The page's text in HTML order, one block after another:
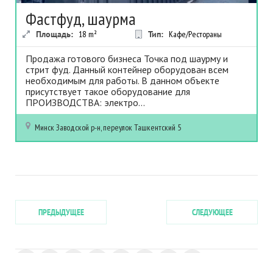
Фастфуд, шаурма
Площадь: 18 m² Тип: Кафе/Рестораны
Продажа готового бизнеса Точка под шаурму и
стрит фуд. Данный контейнер оборудован всем
необходимым для работы. В данном объекте
присутствует такое оборудование для
ПРОИЗВОДСТВА: электро...
МинскЗаводской р-н, переулок Ташкентский 5
ПРЕДЫДУЩЕЕ СЛЕДУЮЩЕЕ